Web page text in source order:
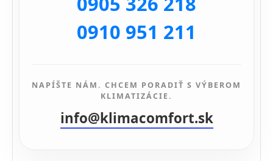
0910 951 211
NAPÍŠTE NÁM. CHCEM PORADIŤ S VÝBEROM
KLIMATIZÁCIE.
info@klimacomfort.sk